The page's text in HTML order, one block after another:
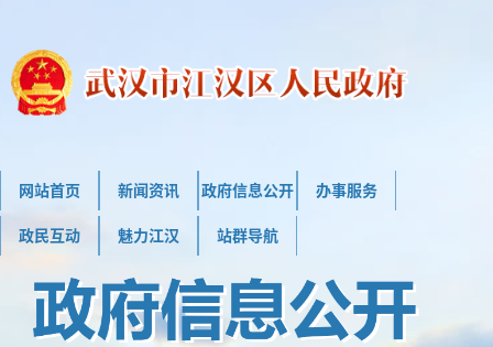
网站首页 新闻资讯 政府信息公开 办事服务
政民互动 魅力江汉 站群导航